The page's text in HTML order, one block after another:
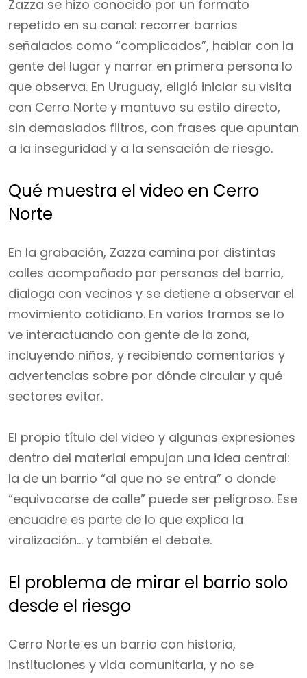
Zazza se hizo conocido por un formato
repetido en su canal: recorrer barrios
señalados como “complicados”, hablar con la
gente del lugar y narrar en primera persona lo
que observa. En Uruguay, eligió iniciar su visita
con Cerro Norte y mantuvo su estilo directo,
sin demasiados filtros, con frases que apuntan
a la inseguridad y a la sensación de riesgo.
Qué muestra el video en Cerro
Norte
En la grabación, Zazza camina por distintas
calles acompañado por personas del barrio,
dialoga con vecinos y se detiene a observar el
movimiento cotidiano. En varios tramos se lo
ve interactuando con gente de la zona,
incluyendo niños, y recibiendo comentarios y
advertencias sobre por dónde circular y qué
sectores evitar.
El propio título del video y algunas expresiones
dentro del material empujan una idea central:
la de un barrio “al que no se entra” o donde
“equivocarse de calle” puede ser peligroso. Ese
encuadre es parte de lo que explica la
viralización… y también el debate.
El problema de mirar el barrio solo
desde el riesgo
Cerro Norte es un barrio con historia,
instituciones y vida comunitaria, y no se